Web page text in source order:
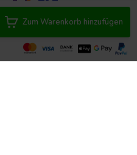
Zum Warenkorb hinzufügen